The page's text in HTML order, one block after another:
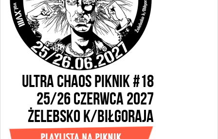
ULTRA CHAOS PIKNIK #18
25/26 CZERWCA 2027
ŻELEBSKO k/BIŁGORAJA